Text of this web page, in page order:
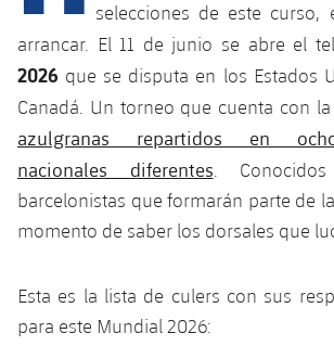
plusicon
más
Spotify Camp Nou
Palau Blaugrana
Estadi Johan Cruyff
SUB13
SUB12
SUB11 A
SUB11 B
SUB13 B
SUB12 C
Entradas
Gameday Shows
Resultados
Clasificación
Fotos
Base
Barça Atlètic
Junior
Cadete A
Cadete B
Infantil B
Campus Verano
PLUSICON
MÁS
plusicon
más
Actualidad
Calendario
Entradas
Barça Atlètic
plusicon
más
Actualidad
Calendario
Base
Actualidad
PLUSICON
MÁS
selecciones de este
arrancar. El 11 de junio se abre el
2026 que se disputa en los Estados
Canadá. Un torneo que cuenta con la
azulgranas repartidos en
nacionales diferentes .
barcelonistas que formarán parte de
momento de saber los dorsales que
Esta es la lista de culers con sus
para este Mundial 2026: